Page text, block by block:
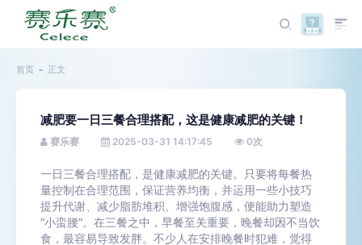
首页 正文
减肥要一日三餐合理搭配，这是健康减肥的关键！
赛乐赛 2025-03-31 14:17:45 0次
一日三餐合理搭配，是健康减肥的关键。只要将每餐热
量控制在合理范围，保证营养均衡，并运用一些小技巧
提升代谢、减少脂肪堆积、增强饱腹感，便能助力塑造
“小蛮腰”。在三餐之中，早餐至关重要，晚餐却因不当饮
食，最容易导致发胖。不少人在安排晚餐时犯难，觉得